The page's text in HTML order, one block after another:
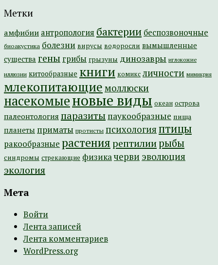
Метки
амфибии антропология бактерии беспозвоночные
биоакустика болезни вирусы водоросли вымышленные
существа гены грибы грызуны динозавры иглокожие
иллюзии китообразные книги комикс личности мимикрия
млекопитающие моллюски
насекомыеновые виды океан острова
палеонтология паразиты паукообразные пища
планеты приматы протисты психология птицы
ракообразные растениярептилиирыбы
синдромы стрекающие физикачерви эволюция
экология
Мета
Войти
Лента записей
Лента комментариев
WordPress.org